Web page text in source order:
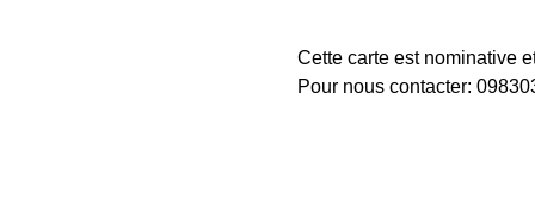
Cette carte est nominative
Pour nous contacter: